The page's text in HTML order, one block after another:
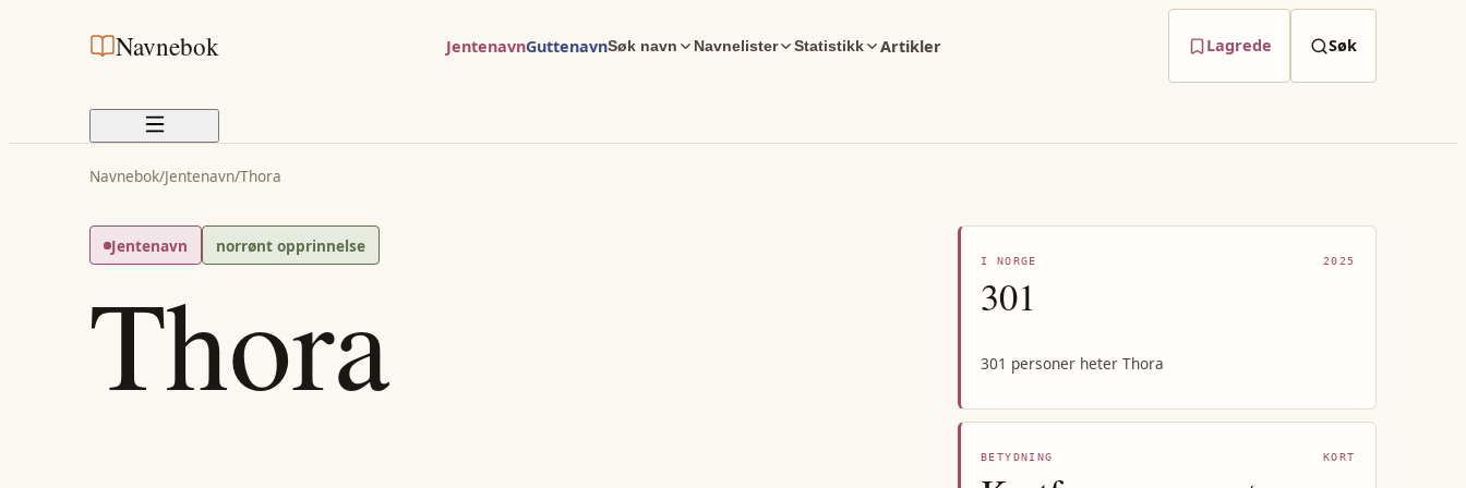
Navnebok JentenavnGuttenavnSøk navn Navnelister Statistikk Artikler Lagrede Søk
Navnebok/Jentenavn/Thora
Jentenavn norrønt opprinnelse
Thora I NORGE 2025
301
301 personer heter Thora
BETYDNING KORT